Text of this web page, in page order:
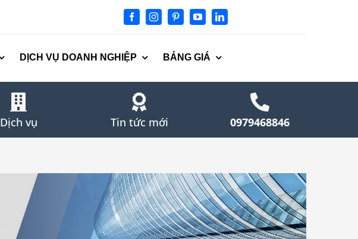
DỊCH VỤ DOANH NGHIỆP BẢNG GIÁ
Dịch vụ Tin tức mới 0979468846